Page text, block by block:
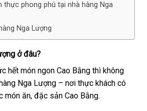
thực phong phú tại nhà hàng Nga
Nga Lượng
ở đâu?
hết món ngon Cao Bằng thì không
Nga Lượng – nơi thực khách có
món ăn, đặc sản Cao Bằng.